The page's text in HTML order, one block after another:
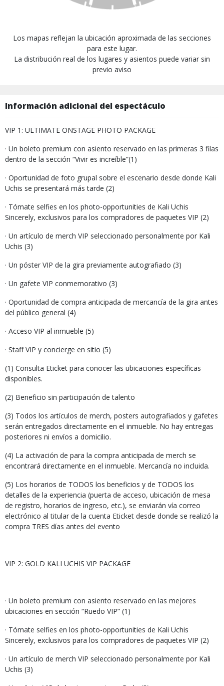
Los mapas reflejan la ubicación aproximada de las secciones
para este lugar.
La distribución real de los lugares y asientos puede variar sin
previo aviso
Información adicional del espectáculo
VIP 1: ULTIMATE ONSTAGE PHOTO PACKAGE
· Un boleto premium con asiento reservado en las primeras 3 filas
dentro de la sección “Vivir es increíble”(1)
· Oportunidad de foto grupal sobre el escenario desde donde Kali
Uchis se presentará más tarde (2)
· Tómate selfies en los photo-opportunities de Kali Uchis
Sincerely, exclusivos para los compradores de paquetes VIP (2)
· Un artículo de merch VIP seleccionado personalmente por Kali
Uchis (3)
· Un póster VIP de la gira previamente autografiado (3)
· Un gafete VIP conmemorativo (3)
· Oportunidad de compra anticipada de mercancía de la gira antes
del público general (4)
· Acceso VIP al inmueble (5)
· Staff VIP y concierge en sitio (5)
(1) Consulta Eticket para conocer las ubicaciones específicas
disponibles.
(2) Beneficio sin participación de talento
(3) Todos los artículos de merch, posters autografiados y gafetes
serán entregados directamente en el inmueble. No hay entregas
posteriores ni envíos a domicilio.
(4) La activación de para la compra anticipada de merch se
encontrará directamente en el inmueble. Mercancía no incluida.
(5) Los horarios de TODOS los beneficios y de TODOS los
detalles de la experiencia (puerta de acceso, ubicación de mesa
de registro, horarios de ingreso, etc.), se enviarán vía correo
electrónico al titular de la cuenta Eticket desde donde se realizó la
compra TRES días antes del evento
VIP 2: GOLD KALI UCHIS VIP PACKAGE
· Un boleto premium con asiento reservado en las mejores
ubicaciones en sección “Ruedo VIP” (1)
· Tómate selfies en los photo-opportunities de Kali Uchis
Sincerely, exclusivos para los compradores de paquetes VIP (2)
· Un artículo de merch VIP seleccionado personalmente por Kali
Uchis (3)